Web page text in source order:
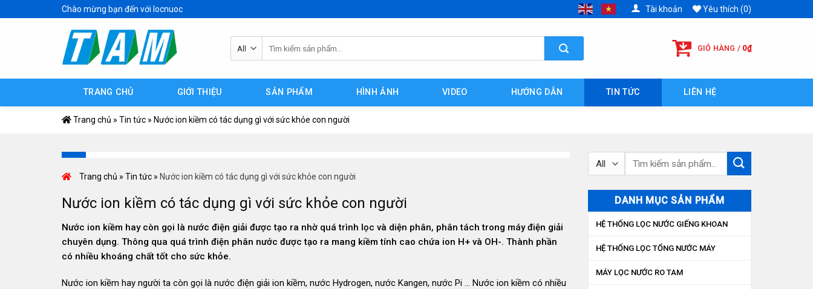
to
Chào mừng bạn đến với locnuoc Tài khoản Yêu thích (0)
kiếm:
GIỎ HÀNG / 0₫
TRANG CHỦ GIỚI THIỆU SẢN PHẨM HÌNH ẢNH VIDEO HƯỚNG DẪN TIN TỨC LIÊN HỆ
Trang chủ » Tin tức » Nước ion kiềm có tác dụng gì với sức khỏe con người
Trang chủ » Tin tức » Nước ion kiềm có tác dụng gì với sức khỏe con người
Nước ion kiềm có tác dụng gì với sức khỏe con người
Nước ion kiềm hay còn gọi là nước điện giải được tạo ra nhờ quá trình lọc và diện phân, phân tách trong máy điện giải
chuyên dụng. Thông qua quá trình điện phân nước được tạo ra mang kiềm tính cao chứa ion H+ và OH-. Thành phần
có nhiều khoáng chất tốt cho sức khỏe.
Nước ion kiềm hay người ta còn gọi là nước điện giải ion kiềm, nước Hydrogen, nước Kangen, nước Pi … Nước ion kiềm có nhiều
Tìm
DANH MỤC SẢN PHẨM
HỆ THỐNG LỌC NƯỚC GIẾNG KHOAN
HỆ THỐNG LỌC TỔNG NƯỚC MÁY
MÁY LỌC NƯỚC RO TAM